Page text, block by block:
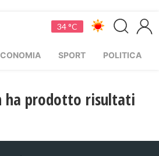
34 °C
SPORT POLITICA
ha prodotto risultati